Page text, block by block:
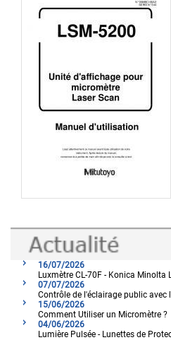
16/07/2026
Luxmètre CL-70F - Konica
07/07/2026
Contrôle de l'éclairage public avec
15/06/2026
Comment Utiliser un Micromètre ?
04/06/2026
Lumière Pulsée - Lunettes de